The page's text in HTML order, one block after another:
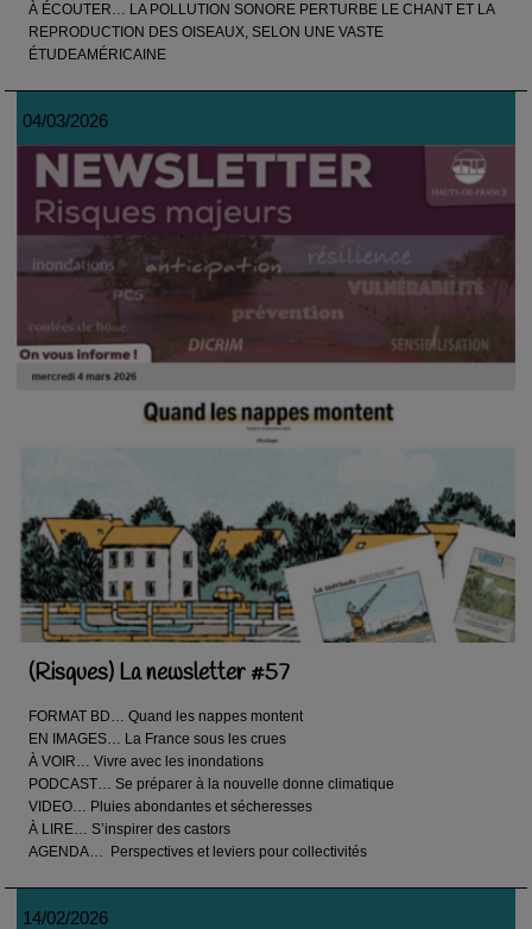
À ÉCOUTER… LA POLLUTION SONORE PERTURBE LE CHANT ET LA
REPRODUCTION DES OISEAUX, SELON UNE VASTE
ÉTUDEAMÉRICAINE
04/03/2026
(Risques) La newsletter #57
FORMAT BD… Quand les nappes montent
EN IMAGES… La France sous les crues
À VOIR… Vivre avec les inondations
PODCAST… Se préparer à la nouvelle donne climatique
VIDEO… Pluies abondantes et sécheresses
À LIRE… S’inspirer des castors
AGENDA… Perspectives et leviers pour collectivités
14/02/2026